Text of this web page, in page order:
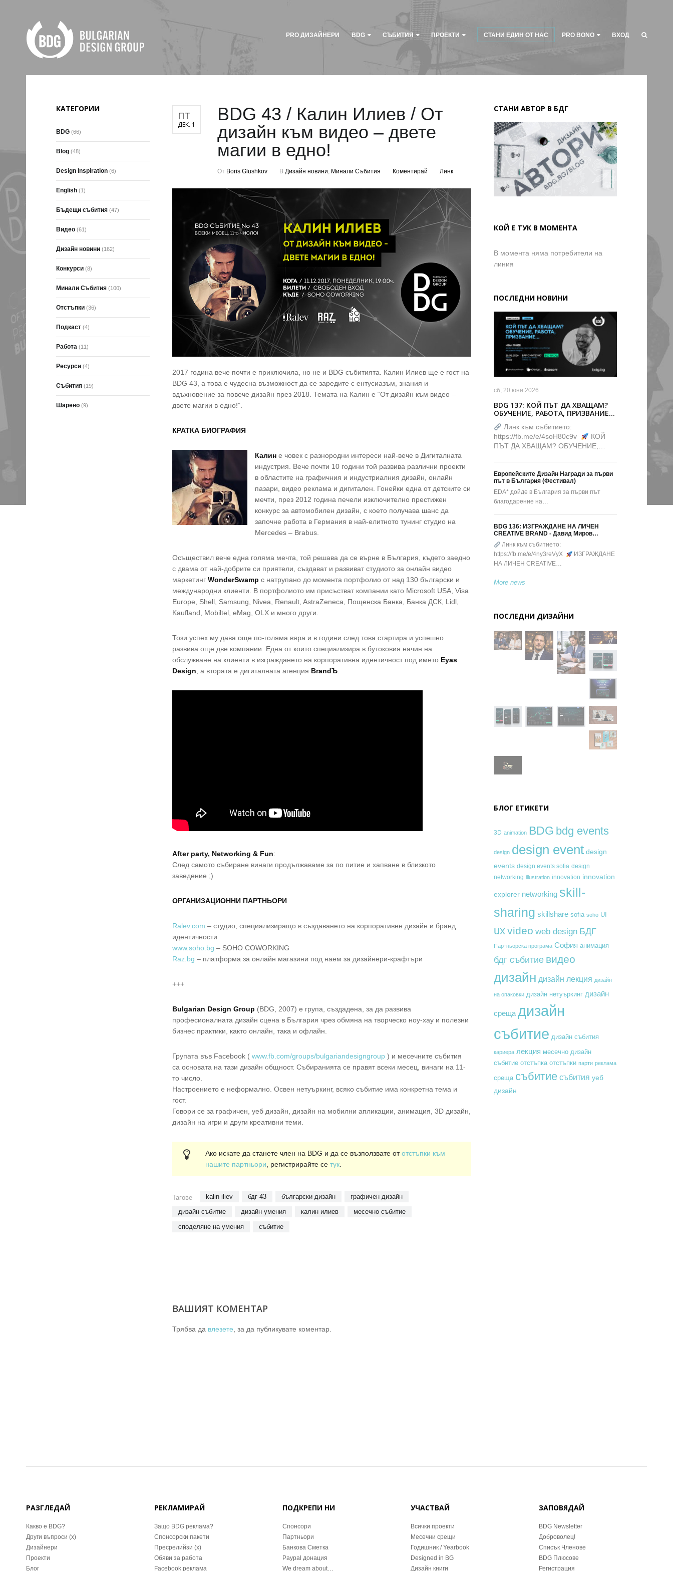
PRO ДИЗАЙНЕРИ BDG СЪБИТИЯ ПРОЕКТИ СТАНИ ЕДИН ОТ НАС PRO BONO ВХОД
ПТ
ДЕК. 1
BDG 43 / Калин Илиев / От
дизайн към видео – двете
магии в едно!
От Boris Glushkov ВДизайн новини, Минали Събития Коментирай Линк
2017 година вече почти е приключила, но не и BDG събитията. Калин Илиев ще е гост на
BDG 43, а това е чудесна възможност да се заредите с ентусиазъм, знания и
вдъхновение за повече дизайн през 2018. Темата на Калин е “От дизайн към видео –
двете магии в едно!”.
КРАТКА БИОГРАФИЯ
Калин е човек с разнородни интереси най-вече в Дигиталната
индустрия. Вече почти 10 години той развива различни проекти
в областите на графичния и индустриалния дизайн, онлайн
пазари, видео реклама и дигитален. Гонейки една от детските си
мечти, през 2012 година печели изключително престижен
конкурс за автомобилен дизайн, с което получава шанс да
започне работа в Германия в най-елитното тунинг студио на
Mercedes – Brabus.
Осъществил вече една голяма мечта, той решава да се върне в България, където заедно
с двама от най-добрите си приятели, създават и развиват студиото за онлайн видео
маркетингWonderSwamp с натрупано до момента портфолио от над 130 български и
международни клиенти. В портфолиото им присъстват компании като Microsoft USA, Visa
Europe, Shell, Samsung, Nivea, Renault, AstraZeneca, Пощенска Банка, Банка ДСК, Lidl,
Kaufland, Mobiltel, eMag, OLX и много други.
Този успех му дава още по-голяма вяра и в години след това стартира и успешно
развива още две компании. Една от които специализира в бутоковия начин на
обслужване на клиенти в изграждането на корпоративна идентичност под името Eyas
Design , а втората е дигиталната агенция BrandЪ
After party, Networking & Fun:
След самото събиране винаги продължаваме за по питие и хапване в близкото
заведение ;)
ОРГАНИЗАЦИОННИ ПАРТНЬОРИ
Ralev.com – студио, специализиращо в създаването на корпоративен дизайн и бранд
идентичности
www.soho.bg– SOHO COWORKING
Raz.bg – платформа за онлайн магазини под наем за дизайнери-крафтъри
+++
Bulgarian Design Group (BDG, 2007) е група, създадена, за да развива
професионалната дизайн сцена в България чрез обмяна на творческо ноу-хау и полезни
бизнес практики, както онлайн, така и офлайн.
Групата във Facebook (www.fb.com/groups/bulgariandesigngroup ) и месечните събития
са основaта на тази дизайн общност. Събиранията се правят всеки месец, винаги на 11-
то число.
Настроението е неформално. Освен нетуъркинг, всяко събитие има конкретна тема и
гост.
Говори се за графичен, уеб дизайн, дизайн на мобилни апликации, анимация, 3D дизайн,
дизайн на игри и други креативни теми.
Ако искате да станете член на BDG и да се възползвате ототстъпки към
нашите партньори , регистрирайте сетук
Тагове kalin iliev бдг 43 български дизайн
графичен дизайн
дизайн събитие
дизайн умения калин илиев
месечно събитие
споделяне на умения
събитие
ВАШИЯТ КОМЕНТАР
Трябва да влезете , за да публикувате коментар.
КАТЕГОРИИ
BDG (66)
Blog (48)
Design Inspiration (6)
English (1)
Бъдещи събития (47)
Видео (61)
Дизайн новини (162)
Конкурси (8)
Минали Събития (100)
Отстъпки (36)
Подкаст (4)
Работа (11)
Ресурси (4)
Събития (19)
Шарено (9)
СТАНИ АВТОР В БДГ
КОЙ Е ТУК В МОМЕНТА
В момента няма потребители на
линия
ПОСЛЕДНИ НОВИНИ
сб, 20 юни 2026
BDG 137: КОЙ ПЪТ ДА ХВАЩАМ?
ОБУЧЕНИЕ, РАБОТА, ПРИЗВАНИЕ…
Линк към събитието:
https://fb.me/e/4soH80c9v
КОЙ
ПЪТ ДА ХВАЩАМ? ОБУЧЕНИЕ,…
Европейските Дизайн Награди за първи
път в България (Фестивал)
EDA* дойде в България за първи път
благодарение на…
BDG 136: ИЗГРАЖДАНЕ НА ЛИЧЕН
CREATIVE BRAND - Давид Миров…
Линк към събитието:
https://fb.me/e/4ny3reVyX
ИЗГРАЖДАНЕ
НА ЛИЧЕН CREATIVE…
More news
ПОСЛЕДНИ ДИЗАЙНИ
БЛОГ ЕТИКЕТИ
3D animation BDG bdg events
design design event design
events design events sofia design
networking illustration innovation innovation
explorer networking skill-
sharing skillshare sofia soho UI
uxvideo web design БДГ
Партньорска програма София анимация
бдг събитие видео
дизайн дизайн лекция дизайн
на опаковки дизайн нетуъркинг дизайн
среща дизайн
събитие дизайн събития
кариера лекция месечно дизайн
събитие отстъпка отстъпки парти реклама
среща събитие събития уеб
дизайн
РАЗГЛЕДАЙ
Какво е BDG?
Други въпроси (x)
Дизайнери
Проекти
Блог
РЕКЛАМИРАЙ
Защо BDG реклама?
Спонсорски пакети
Пресрелийзи (x)
Обяви за работа
Facebook реклама
ПОДКРЕПИ НИ
Спонсори
Партньори
Банкова Сметка
Paypal донация
We dream about…
УЧАСТВАЙ
Всички проекти
Месечни срещи
Годишник / Yearbook
Designed in BG
Дизайн книги
ЗАПОВЯДАЙ
BDG Newsletter
Доброволец!
Списък Членове
BDG Плюсове
Регистрация